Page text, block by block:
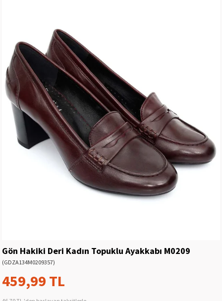
Gön Hakiki Deri Kadın Topuklu Ayakkabı M0209
(GDZA134M0209357)
459,99 TL